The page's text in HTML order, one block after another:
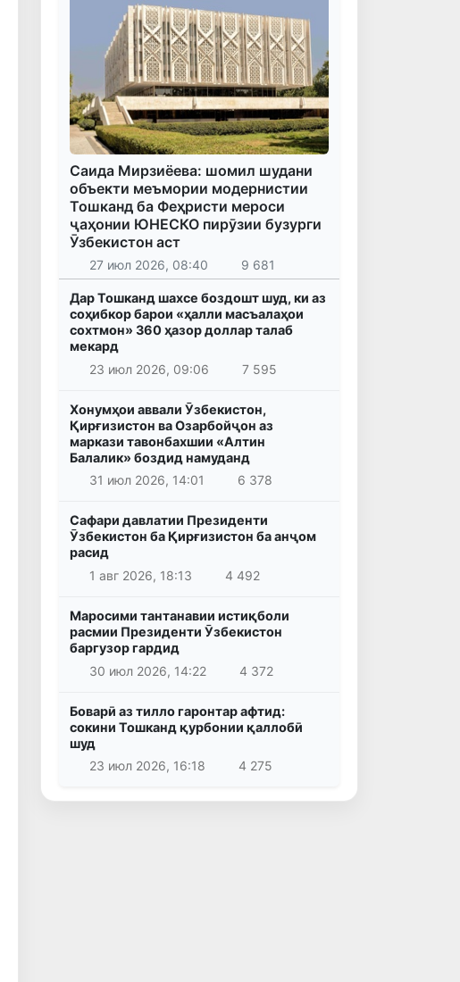
Саида Мирзиёева: шомил шудани
объекти меъмории модернистии
Тошканд ба Феҳристи мероси
ҷаҳонии ЮНЕСКО пирӯзии бузурги
Ӯзбекистон аст
27 июл 2026, 08:40 9 681
Дар Тошканд шахсе боздошт шуд, ки аз
соҳибкор барои «ҳалли масъалаҳои
сохтмон» 360 ҳазор доллар талаб
мекард
23 июл 2026, 09:06
7 595
Хонумҳои аввали Ӯзбекистон,
Қирғизистон ва Озарбойҷон аз
маркази тавонбахшии «Алтин
Балалик» боздид намуданд
31 июл 2026, 14:01
6 378
Сафари давлатии Президенти
Ӯзбекистон ба Қирғизистон ба анҷом
расид
1 авг 2026, 18:13
4 492
Маросими тантанавии истиқболи
расмии Президенти Ӯзбекистон
баргузор гардид
30 июл 2026, 14:22
4 372
Боварӣ аз тилло гаронтар афтид:
сокини Тошканд қурбонии қаллобӣ
шуд
23 июл 2026, 16:18
4 275